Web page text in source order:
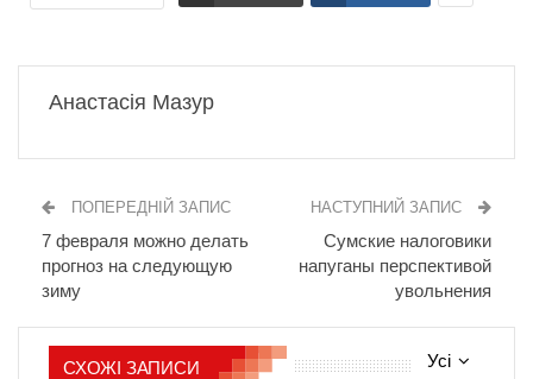
Анастасія Мазур
ПОПЕРЕДНІЙ ЗАПИС
7 февраля можно делать
прогноз на следующую
зиму
НАСТУПНИЙ ЗАПИС
Сумские налоговики
напуганы перспективой
увольнения
Усі
СХОЖІ ЗАПИСИ